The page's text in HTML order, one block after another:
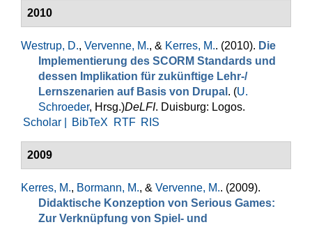
2010
Westrup, D., Vervenne, M., & Kerres, M.. (2010). Die
Implementierung des SCORM Standards und
dessen Implikation für zukünftige Lehr-/
Lernszenarien auf Basis von Drupal . (U.
Schroeder, Hrsg.)DeLFI. Duisburg: Logos.
Scholar |
BibTeX RTF RIS
2009
Kerres, M., Bormann, M., & Vervenne, M.. (2009).
Didaktische Konzeption von Serious Games:
Zur Verknüpfung von Spiel- und